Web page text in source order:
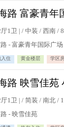
1卫 | / 中装 / 西南 /
- 富豪青年国际广场
入住 黄金楼层 学区
路 映雪佳苑
1卫 | / 简装 / 南北 /
- 映雪佳苑